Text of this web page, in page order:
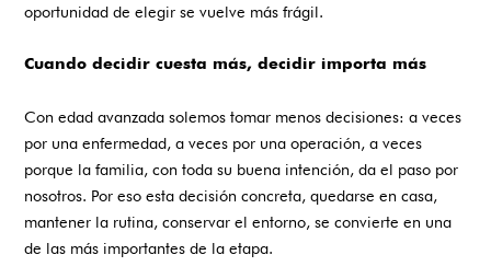
oportunidad de elegir se vuelve más frágil.
Cuando decidir cuesta más, decidir importa más
Con edad avanzada solemos tomar menos decisiones: a veces
por una enfermedad, a veces por una operación, a veces
porque la familia, con toda su buena intención, da el paso por
nosotros. Por eso esta decisión concreta, quedarse en casa,
mantener la rutina, conservar el entorno, se convierte en una
de las más importantes de la etapa.